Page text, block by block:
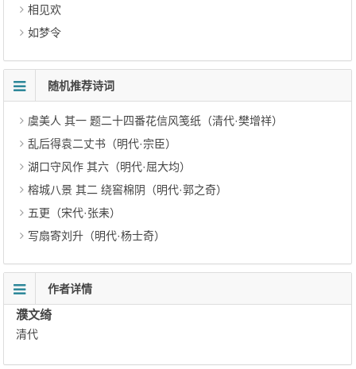
相见欢
如梦令
随机推荐诗词
虞美人 其一 题二十四番花信风笺纸（清代·樊增祥）
乱后得袁二丈书（明代·宗臣）
湖口守风作 其六（明代·屈大均）
榕城八景 其二 绕窖棉阴（明代·郭之奇）
五更（宋代·张耒）
写扇寄刘升（明代·杨士奇）
作者详情
濮文绮
清代